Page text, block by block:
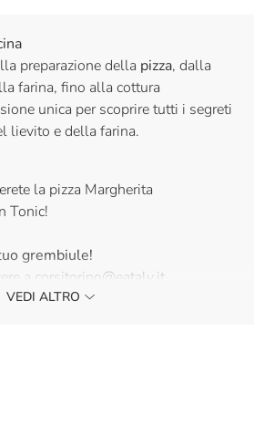
preparazione della pizza, dalla
farina, fino alla cottura
unica per scoprire tutti i segreti
lievito e della farina.
la pizza Margherita
Tonic!
grembiule!
a corsitorino@eataly.it
VEDI ALTRO